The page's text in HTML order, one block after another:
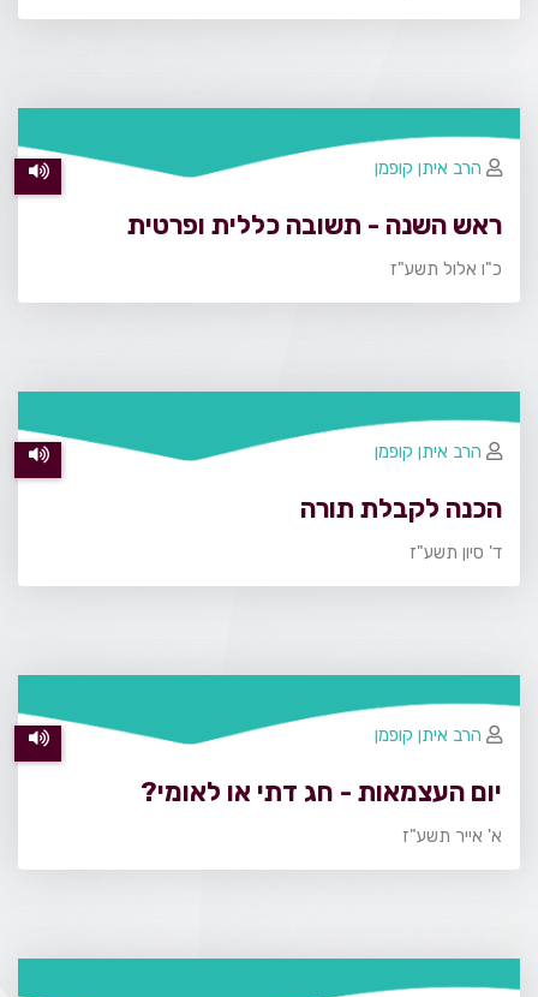
ראש השנה - תשובה כללית ופרטית
כ"ו אלול תשע"ז
הרב איתן קופמן
הכנה לקבלת תורה
ד' סיון תשע"ז
הרב איתן קופמן
יום העצמאות - חג דתי או לאומי?
א' אייר תשע"ז
הרב איתן קופמן